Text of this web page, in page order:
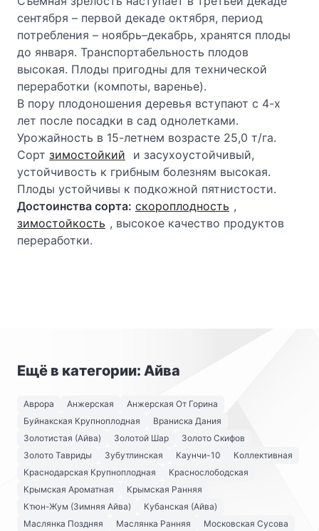
сентября – первой декаде октября, период
потребления – ноябрь–декабрь, хранятся плоды
до января. Транспортабельность плодов
высокая. Плоды пригодны для технической
переработки (компоты, варенье).
В пору плодоношения деревья вступают с 4-х
лет после посадки в сад однолетками.
Урожайность в 15-летнем возрасте 25,0 т/га.
Сорт зимостойкий
и засухоустойчивый,
устойчивость к грибным болезням высокая.
Плоды устойчивы к подкожной пятнистости.
Достоинства сорта: скороплодность ,
зимостойкость , высокое качество продуктов
переработки.
Ещё в категории: Айва
Аврора Анжерская
Анжерская От Горина
Буйнакская Крупноплодная
Враниска Дания
Золотистая (Айва)
Золотой Шар
Золото Скифов
Золото Тавриды
Зубутлинская Каунчи-10
Коллективная
Краснодарская Крупноплодная
Краснослободская
Крымская Ароматная
Крымская Ранняя
Ктюн-Жум (Зимняя Айва)
Кубанская (Айва)
Маслянка Поздняя
Маслянка Ранняя
Московская Сусова